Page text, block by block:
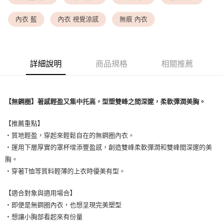
<無合作配送請勿選取>付款後萊爾富取貨
每筆NT$9,999
付款後7-11取貨
黑貓宅配
離島宅配
每筆NT$200，滿NT$1,500(含以上)免運費
內衣 藍 內衣 視覺涼感 無痕 內衣
詳細說明 商品規格 相關推薦
【無鋼圈】著感輕盈又集中托高，型塑雙峰之間深邃，柔軟彈潤美胸。
【推薦重點】
・質地輕盈，穿起來輕鬆自在的無鋼圈內衣。
・運用下層厚實的罩杯增添豐盈感，創造雙峰柔軟彈潤和雙峰間深邃的美
胸。
・穿著T恤等質料輕薄的上衣時優美有型。
【適合對象與適用場合】
・即便是無鋼圈內衣，也想呈現完美塑型
・想讓小胸部看起來有份量